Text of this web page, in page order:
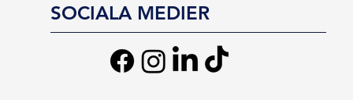
SOCIALA MEDIER